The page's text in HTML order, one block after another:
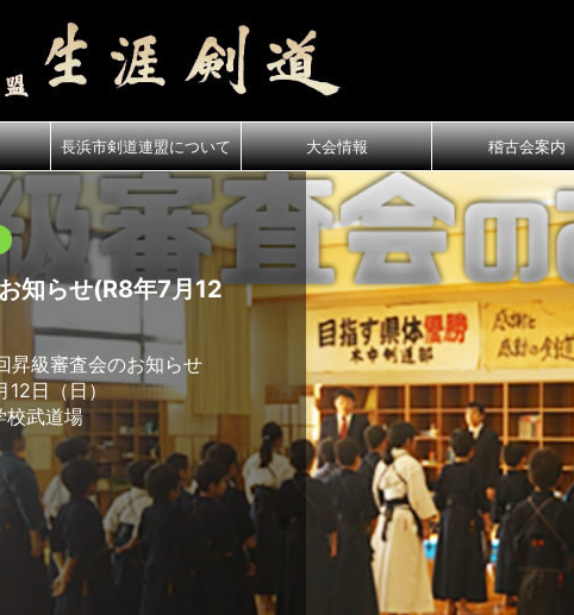
長浜市剣道連盟について 大会情報 稽古会案内
知らせ(R8年7月12
級審査会のお知らせ
12日（日）
校武道場